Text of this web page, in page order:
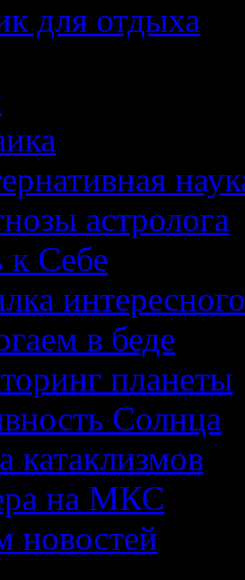
для отдыха
астролога
к Себе
интересного
в беде
планеты
Солнца
катаклизмов
на МКС
новостей